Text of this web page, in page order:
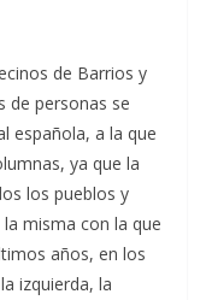
de Barrios y
de personas se
española, a la que
ya que la
los pueblos y
misma con la que
años, en los
izquierda, la